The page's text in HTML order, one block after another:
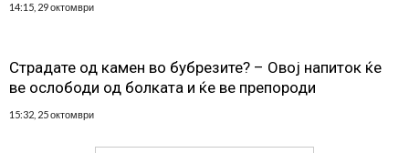
14:15, 29 октомври
Страдате од камен во бубрезите? – Овој напиток ќе
ве ослободи од болката и ќе ве препороди
15:32, 25 октомври